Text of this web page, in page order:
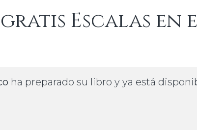
Escalas en
ha preparado su libro y ya está